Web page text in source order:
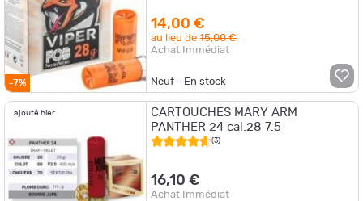
-7%
14,00 €
au lieu de15,00 €
Achat Immédiat
Neuf - En stock
ajouté hier
CARTOUCHES MARY ARM
PANTHER 24 cal.28 7.5
(3)
16,10 €
Achat Immédiat